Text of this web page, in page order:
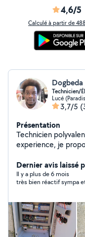
4,6/5
Calculé à partir de
Technicien/
Lucé
3,7/5
Présentation
Technicien
experience, je
vos équipements
et tout appareil
et travail
Dernier avis laissé
Il y a plus de 6 mois
très bien